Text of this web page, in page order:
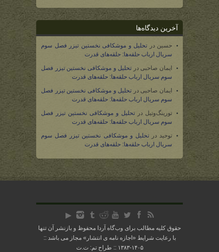
آخرین دیدگاه‌ها
حسین در تحلیل و موشکافی نخستین تیزر فصل سوم
سریال ارباب حلقه‌ها: حلقه‌های قدرت
ایمان صاحبی در تحلیل و موشکافی نخستین تیزر فصل
سوم سریال ارباب حلقه‌ها: حلقه‌های قدرت
ایمان صاحبی در تحلیل و موشکافی نخستین تیزر فصل
سوم سریال ارباب حلقه‌ها: حلقه‌های قدرت
تورینگ‌وتیل در تحلیل و موشکافی نخستین تیزر فصل
سوم سریال ارباب حلقه‌ها: حلقه‌های قدرت
توحید درتحلیل و موشکافی نخستین تیزر فصل سوم
سریال ارباب حلقه‌ها: حلقه‌های قدرت
حقوق کلیه مطالب برای وب‌گاه آردا محفوظ و بازنشر آن تنها
با رعایت شرایط « اجازه نامه ی انتشار » مجاز می باشد ::
۱۴۰۵-۱۳۸۳ :: طراح تم: ت.ت